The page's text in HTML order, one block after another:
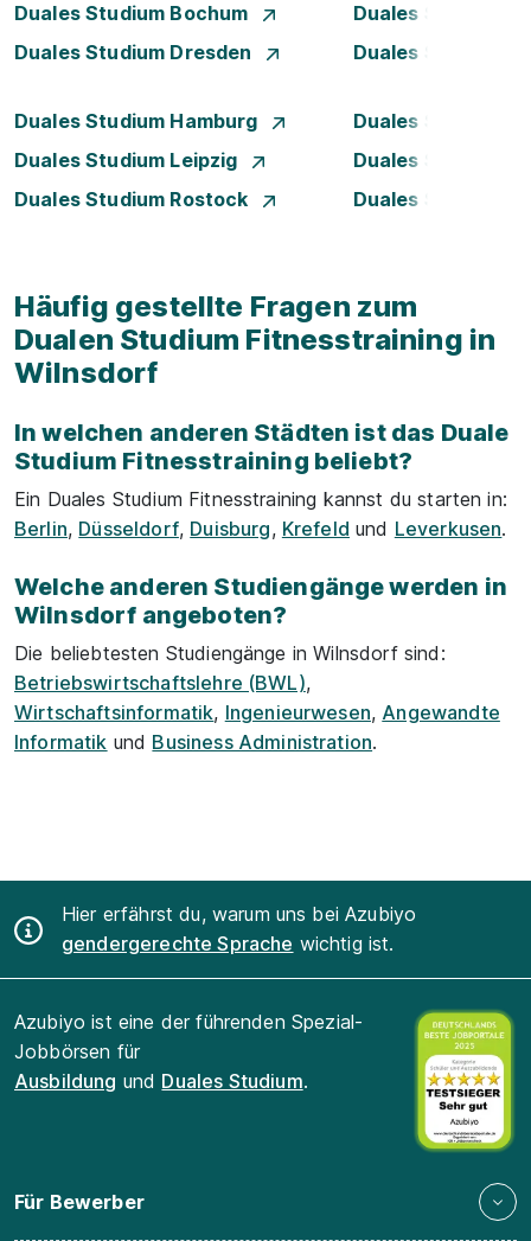
Duales Studium Bochum
Duales Studium
Duales Studium Dresden
Duales Studium
Duales Studium Hamburg
Duales Studium
Duales Studium Leipzig
Duales Studium
Duales Studium Rostock
Duales Studium
Häufig gestellte Fragen zum
Dualen Studium Fitnesstraining in
Wilnsdorf
In welchen anderen Städten ist das Duale
Studium Fitnesstraining beliebt?
Ein Duales Studium Fitnesstraining kannst du starten in:
Berlin, Düsseldorf, Duisburg, Krefeld und Leverkusen.
Welche anderen Studiengänge werden in
Wilnsdorf angeboten?
Die beliebtesten Studiengänge in Wilnsdorf sind:
Betriebswirtschaftslehre (BWL),
Wirtschaftsinformatik, Ingenieurwesen, Angewandte
Informatik und Business Administration.
Hier erfährst du, warum uns bei Azubiyo
gendergerechte Sprache wichtig ist.
Azubiyo ist eine der führenden Spezial-
Jobbörsen für
Ausbildung und Duales Studium.
Für Bewerber